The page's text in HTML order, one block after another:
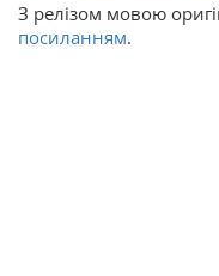
З релізом мовою
посиланням.